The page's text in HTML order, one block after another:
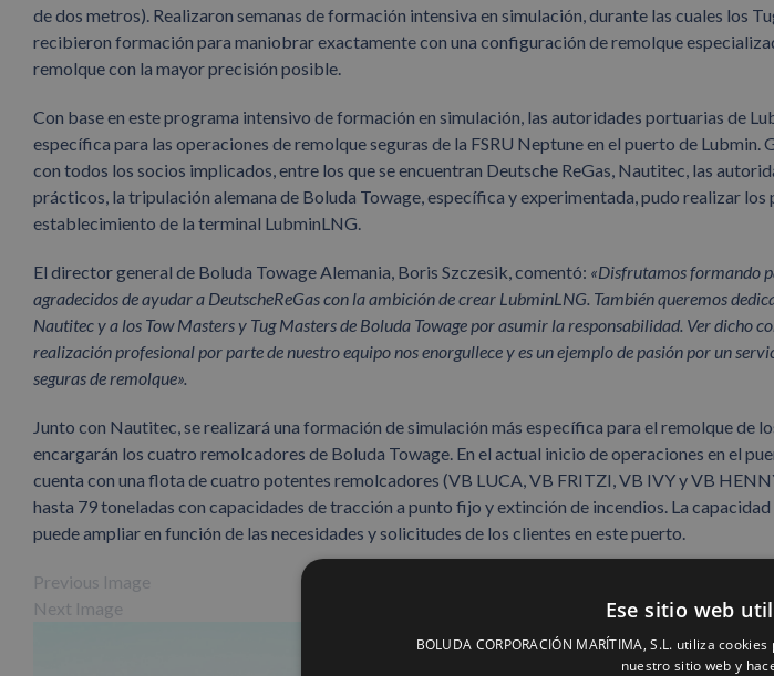
de dos metros). Realizaron semanas de formación intensiva en simulación, durante las cuales los
recibieron formación para maniobrar exactamente con una configuración de remolque
remolque con la mayor precisión posible.
Con base en este programa intensivo de formación en simulación, las autoridades portuarias de
específica para las operaciones de remolque seguras de la FSRU Neptune en el puerto de Lubmin.
con todos los socios implicados, entre los que se encuentran Deutsche ReGas, Nautitec, las
prácticos, la tripulación alemana de Boluda Towage, específica y experimentada, pudo realizar los
establecimiento de la terminal LubminLNG.
El director general de Boluda Towage Alemania, Boris Szczesik, comentó: «Disfrutamos formando
agradecidos de ayudar a DeutscheReGascon la ambición de crear LubminLNG. También queremos
Nautitec y a los Tow Masters y Tug Masters de Boluda Towage por asumir la responsabilidad. Ver dicho
realización profesional por parte de nuestro equipo nos enorgullece y es un ejemplo de pasión por un
seguras de remolque».
Junto con Nautitec, se realizará una formación de simulación más específica para el remolque de
encargarán los cuatro remolcadores de Boluda Towage. En el actual inicio de operaciones en el
cuenta con una flota de cuatro potentes remolcadores (VB LUCA, VB FRITZI, VB IVY y VB
hasta 79 toneladas con capacidades de tracción a punto fijo y extinción de incendios. La
puede ampliar en función de las necesidades y solicitudes de los clientes en este puerto.
Previous Image
Next Image
Ese sitio web
BOLUDA CORPORACIÓN MARÍTIMA, S.L. utiliza
nuestro sitio web y